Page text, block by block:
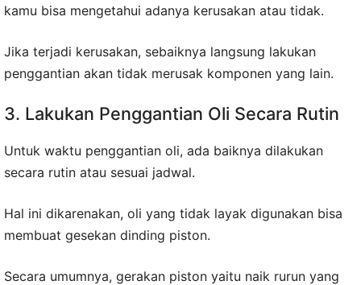
kamu bisa mengetahui adanya kerusakan atau tidak.
Jika terjadi kerusakan, sebaiknya langsung lakukan
penggantian akan tidak merusak komponen yang lain.
3. Lakukan Penggantian Oli Secara Rutin
Untuk waktu penggantian oli, ada baiknya dilakukan
secara rutin atau sesuai jadwal.
Hal ini dikarenakan, oli yang tidak layak digunakan bisa
membuat gesekan dinding piston.
Secara umumnya, gerakan piston yaitu naik rurun yang